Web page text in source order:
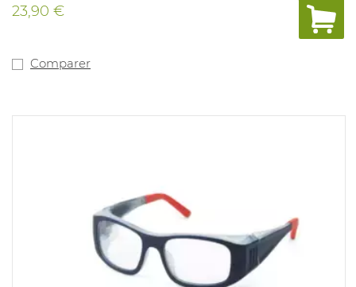
23,90 €
Comparer